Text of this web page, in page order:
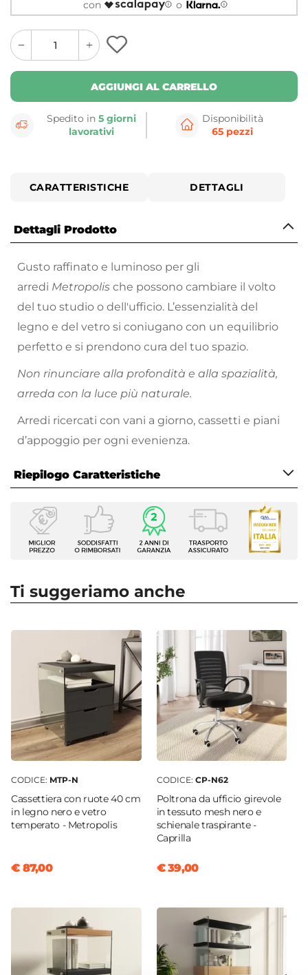
con
o
quantity
button
quantity
minus
button
AGGIUNGI AL CARRELLO
Spedito in5 giorni
lavorativi
Disponibilità
65 pezzi
CARATTERISTICHE DETTAGLI
Dettagli Prodotto
Gusto raffinato e luminoso per gli
arredi Metropolis che possono cambiare il volto
del tuo studio o dell'ufficio. L’essenzialità del
legno e del vetro si coniugano con un equilibrio
perfetto e si prendono cura del tuo spazio.
Non rinunciare alla profondità e alla spazialità,
arreda con la luce più naturale.
Arredi ricercati con vani a giorno, cassetti e piani
d’appoggio per ogni evenienza.
Riepilogo Caratteristiche
Caratteristiche
Tipologia
Scrivania
Larghezza
55 cm
Altezza
Colore Piano
Nero
Colore Struttura
Legno MDF
Materiale Struttura
Struttura
Con portaoggetti
Numero Cassetti
1 cassetto
Ti suggeriamo anche
CODICE: MTP-N
Cassettiera con ruote 40 cm
in legno nero e vetro
temperato - Metropolis
€ 87,00
CODICE: CP-N62
Poltrona da ufficio girevole
in tessuto mesh nero e
schienale traspirante -
Caprilla
€ 39,00